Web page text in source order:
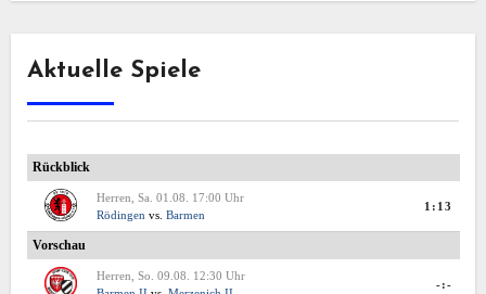
Aktuelle Spiele